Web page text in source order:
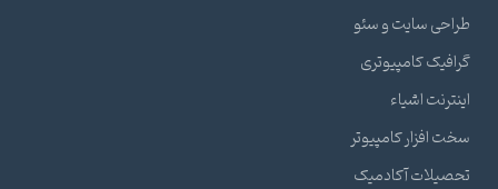
طراحی سایت و سئو
گرافیک کامپیوتری
اینترنت اشیاء
سخت افزار کامپیوتر
تحصیلات آکادمیک